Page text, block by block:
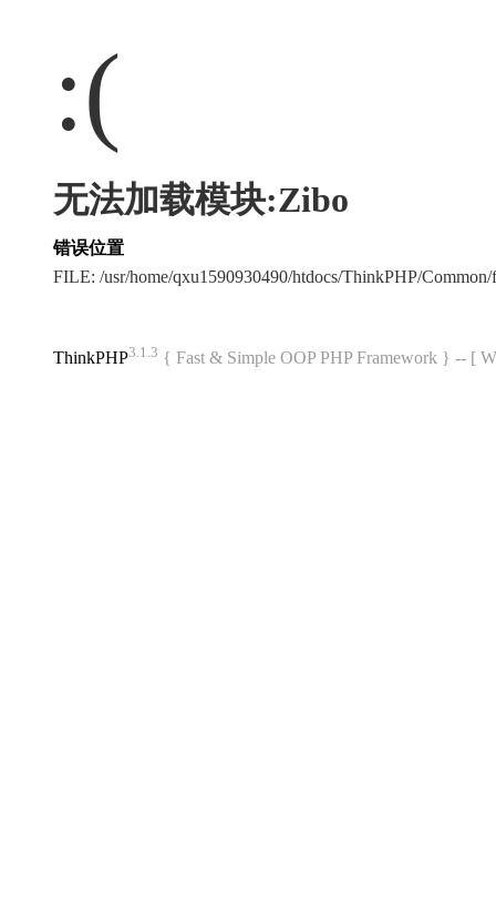
:(
无法加载模块:Zibo
错误位置
FILE: /usr/home/qxu1590930490/htdocs/ThinkPHP/
ThinkPHP3.1.3 { Fast & Simple OOP PHP Framework } -- [